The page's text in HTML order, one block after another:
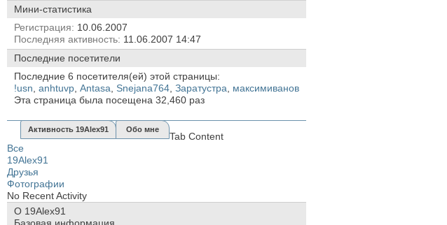
Мини-статистика
Регистрация
10.06.2007
Последняя активность 11.06.2007 14:47
Последние посетители
Последние 6 посетителя(ей) этой страницы:
!usn anhtuvp Antasa Snejana764 Заратустра
максимиванов
Эта страница была посещена 32,460 раз
Активность 19Alex91 Обо мне
Tab Content
Все
19Alex91
Друзья
Фотографии
No Recent Activity
О 19Alex91
Базовая информация